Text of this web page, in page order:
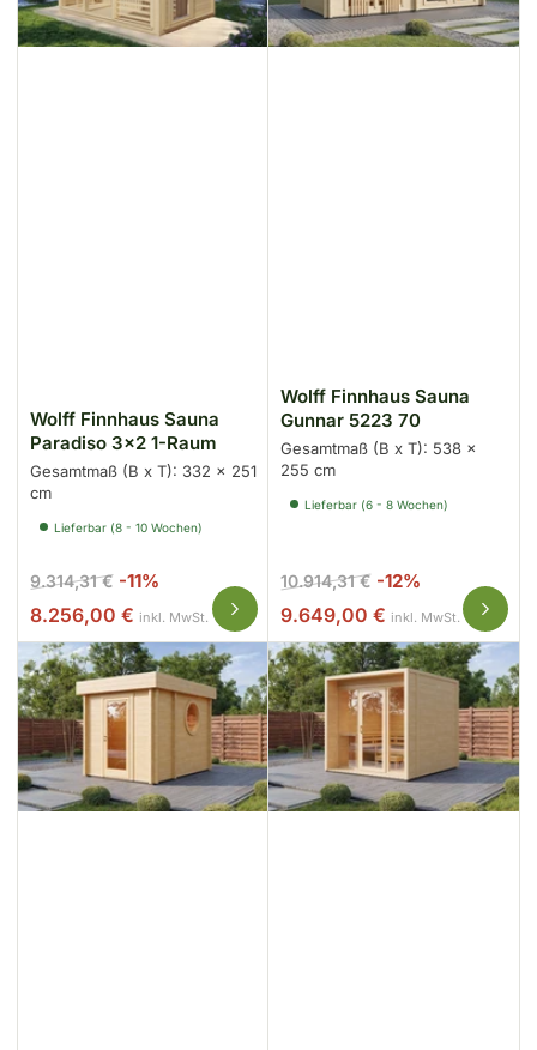
n
n
a
Wolff Finnhaus Sauna
Paradiso 3x2 1-Raum
Gesamtmaß (B x T): 332 x 251
cm
Lieferbar (8 - 10 Wochen)
Normaler
Preis
9.314,31 € -11% Ausverkaufspreis
8.256,00 € inkl. MwSt.
Wolff Finnhaus Sauna
Gunnar 5223 70
Gesamtmaß (B x T): 538 x
255 cm
Lieferbar (6 - 8 Wochen)
Normaler
Preis
10.914,31 € -12%
9.649,00 € inkl. MwSt.